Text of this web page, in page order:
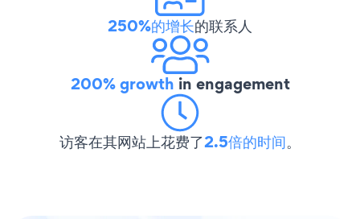
250%的增长的联系人
200% growth in engagement
访客在其网站上花费了2.5倍的时间。